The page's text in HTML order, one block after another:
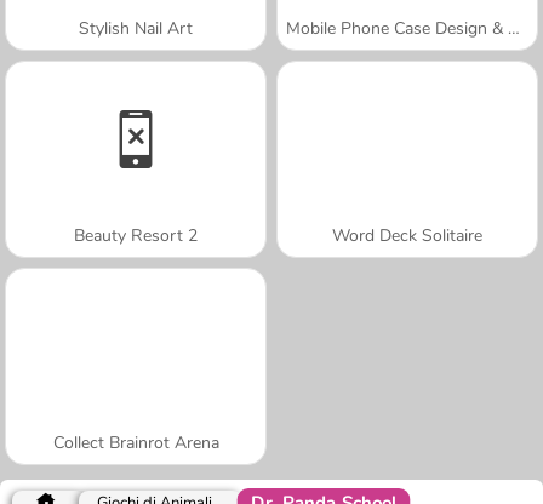
Stylish Nail Art Mobile Phone Case Design & DIY
Beauty Resort 2 Word Deck Solitaire
Collect Brainrot Arena